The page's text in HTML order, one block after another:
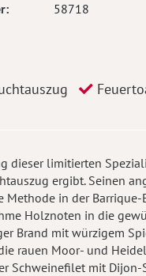
58718
dieser limitierten
ergibt. Seinen
Methode in der
Holznoten in die
Brand mit würzigem
rauen Moor- und
Schweinefilet mit